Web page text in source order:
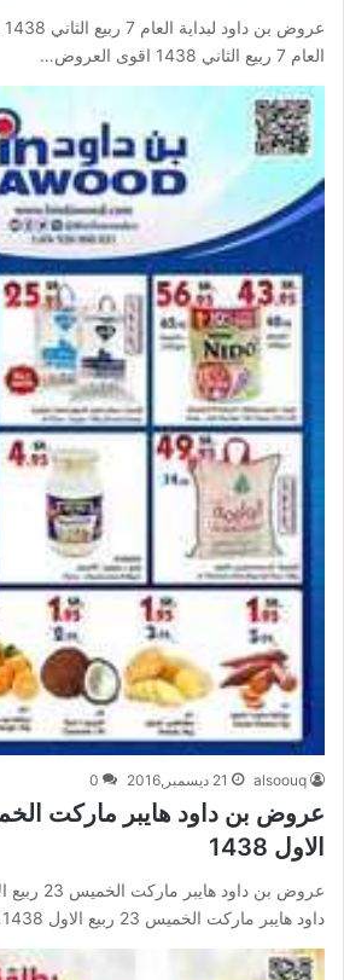
العام 7 ربيع الثاني 1438 اقوى العروض…
alsoouq 21 ديسمبر,2016 0
الاول 1438
داود هايبر ماركت الخميس 23 ربيع الاول 1438…